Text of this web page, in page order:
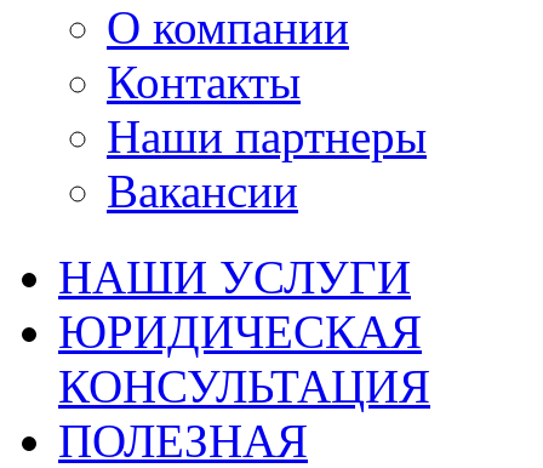
О компании
Контакты
Наши партнеры
Вакансии
НАШИ УСЛУГИ
ЮРИДИЧЕСКАЯ
КОНСУЛЬТАЦИЯ
ПОЛЕЗНАЯ